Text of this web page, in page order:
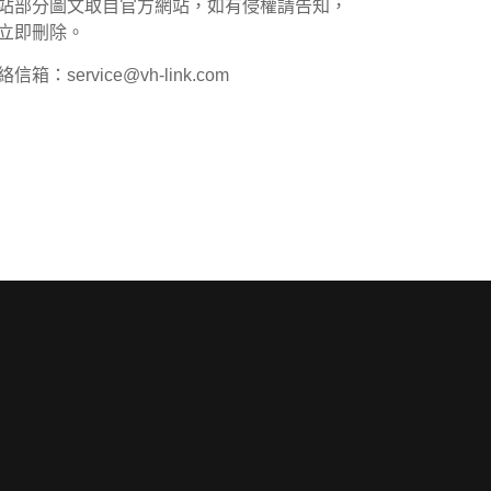
部分圖文取自官方網站，如有侵權請告知，
即刪除。
信箱：service@vh-link.com